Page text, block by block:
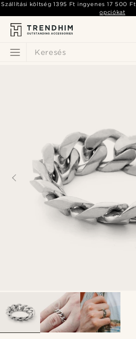
Keresés
Szállítási költség1395 Ft ingyenes 17 500 Ft
opciókat